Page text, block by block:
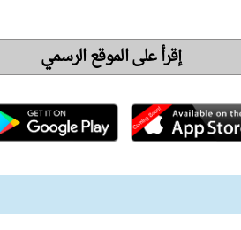
إقرأ على الموقع الرسمي